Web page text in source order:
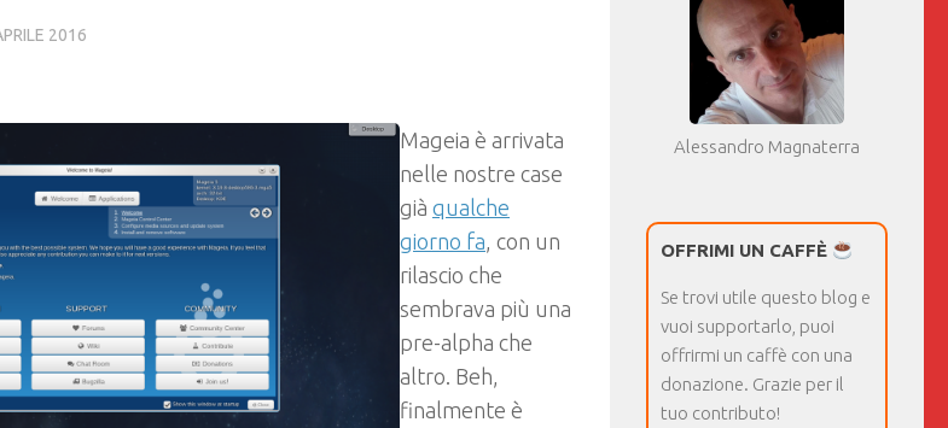
2016
Mageia è arrivata
nelle nostre case
già qualche
giorno fa, con un
rilascio che
sembrava più una
pre-alpha che
altro. Beh,
finalmente è
Alessandro Magnaterra
OFFRIMI UN CAFFÈ
Se trovi utile questo blog e
vuoi supportarlo, puoi
offrirmi un caffè con una
donazione. Grazie per il
tuo contributo!